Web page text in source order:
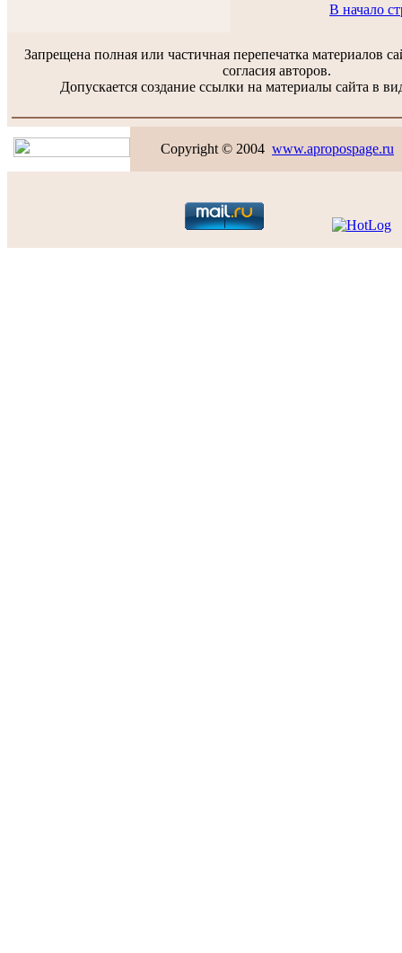
В начало
Запрещена полная или частичная перепечатка материалов
согласия авторов.
Допускается создание ссылки на материалы сайта в
Copyright © 2004 www.apropospage.ru